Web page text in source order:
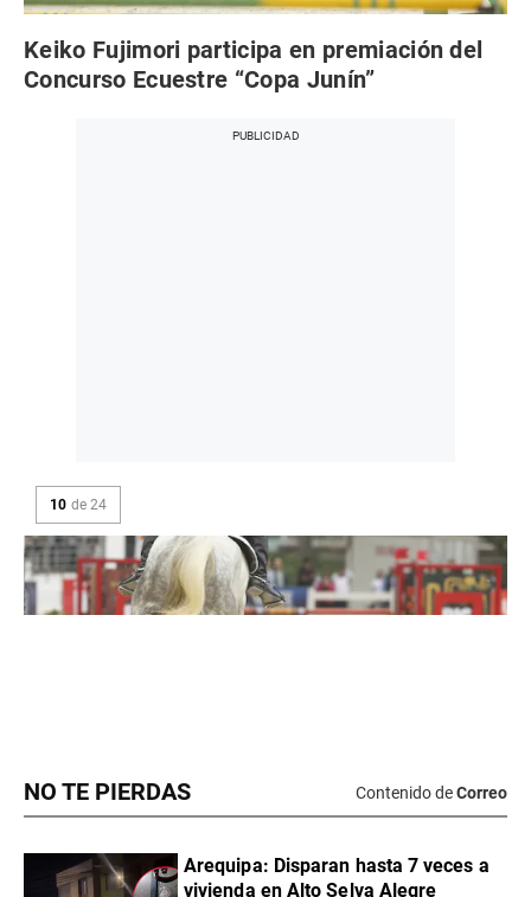
NO TE PIERDAS Contenido deCorreo
Arequipa: Disparan hasta 7 veces a
vivienda en Alto Selva Alegre